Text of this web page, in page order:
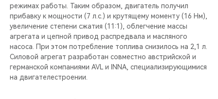
режимах работы. Таким образом, двигатель получил
прибавку к мощности (7 л.с.) и крутящему моменту (16 Нм),
увеличение степени сжатия (11:1), облегчение массы
агрегата и цепной привод распредвала и масляного
насоса. При этом потребление топлива снизилось на 2,1 л.
Силовой агрегат разработан совместно австрийской и
германской компаниями AVL и INNA, специализирующимися
на двигателестроении.